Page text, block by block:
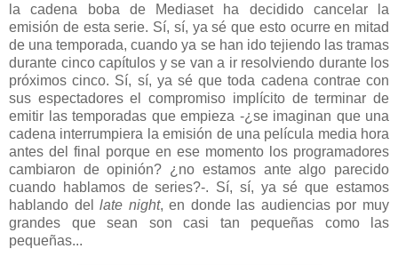
la cadena boba de Mediaset ha decidido cancelar la
emisión de esta serie. Sí, sí, ya sé que esto ocurre en mitad
de una temporada, cuando ya se han ido tejiendo las tramas
durante cinco capítulos y se van a ir resolviendo durante los
próximos cinco. Sí, sí, ya sé que toda cadena contrae con
sus espectadores el compromiso implícito de terminar de
emitir las temporadas que empieza -¿se imaginan que una
cadena interrumpiera la emisión de una película media hora
antes del final porque en ese momento los programadores
cambiaron de opinión? ¿no estamos ante algo parecido
cuando hablamos de series?-. Sí, sí, ya sé que estamos
hablando dellate night, en donde las audiencias por muy
grandes que sean son casi tan pequeñas como las
pequeñas...